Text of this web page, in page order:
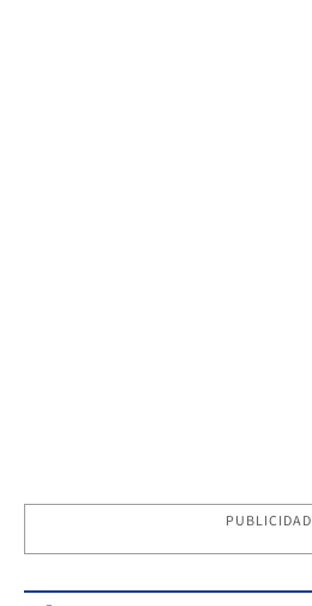
PUBLICIDAD